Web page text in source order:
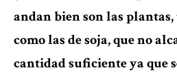
andan bien son las
como las de soja, que no
cantidad suficiente ya que